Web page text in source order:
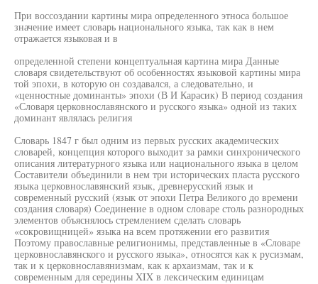
При воссоздании картины мира определенного этноса большое
значение имеет словарь национального языка, так как в нем
отражается языковая и в
определенной степени концептуальная картина мира Данные
словаря свидетельствуют об особенностях языковой картины мира
той эпохи, в которую он создавался, а следовательно, и
«ценностные доминанты» эпохи (В И Карасик) В период создания
«Словаря церковнославянского и русского языка» одной из таких
доминант являлась религия
Словарь 1847 г был одним из первых русских академических
словарей, концепция которого выходит за рамки синхронического
описания литературного языка или национального языка в целом
Составители объединили в нем три исторических пласта русского
языка церковнославянский язык, древнерусский язык и
современный русский (язык от эпохи Петра Великого до времени
создания словаря) Соединение в одном словаре столь разнородных
элементов объяснялось стремлением сделать словарь
«сокровищницей» языка на всем протяжении его развития
Поэтому православные религионимы, представленные в «Словаре
церковнославянского и русского языка», относятся как к русизмам,
так и к церковнославянизмам, как к архаизмам, так и к
современным для середины XIX в лексическим единицам